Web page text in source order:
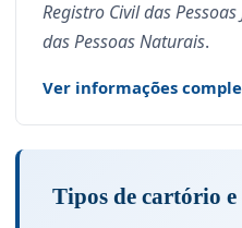
Registro Civil das
das Pessoas Naturais.
Ver informações
Tipos de cartório